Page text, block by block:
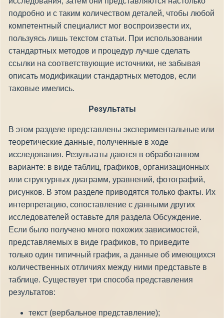
подробно и с таким количеством деталей, чтобы любой
компетентный специалист мог воспроизвести их,
пользуясь лишь текстом статьи. При использовании
стандартных методов и процедур лучше сделать
ссылки на соответствующие источники, не забывая
описать модификации стандартных методов, если
таковые имелись.
Результаты
В этом разделе представлены экспериментальные или
теоретические данные, полученные в ходе
исследования. Результаты даются в обработанном
варианте: в виде таблиц, графиков, организационных
или структурных диаграмм, уравнений, фотографий,
рисунков. В этом разделе приводятся только факты. Их
интерпретацию, сопоставление с данными других
исследователей оставьте для раздела Обсуждение.
Если было получено много похожих зависимостей,
представляемых в виде графиков, то приведите
только один типичный график, а данные об имеющихся
количественных отличиях между ними представьте в
таблице. Существует три способа представления
результатов:
текст (вербальное представление);